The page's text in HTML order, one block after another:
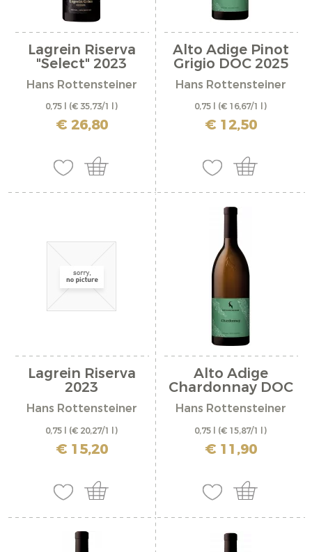
Lagrein Riserva
"Select" 2023
Hans Rottensteiner
0,75 l (€ 35,73/1 l)
incl. IVA più costi di spedizione
€ 26,80
Alto Adige Pinot
Grigio DOC 2025
Hans Rottensteiner
0,75 l (€ 16,67/1 l)
incl. IVA più costi di spedizione
€ 12,50
Lagrein Riserva
2023
Hans Rottensteiner
0,75 l (€ 20,27/1 l)
incl. IVA più costi di spedizione
€ 15,20
Alto Adige
Chardonnay DOC
2025
Hans Rottensteiner
0,75 l (€ 15,87/1 l)
incl. IVA più costi di spedizione
€ 11,90